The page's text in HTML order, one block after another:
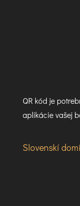
QR kód je
aplikácie vašej
Slovenskí